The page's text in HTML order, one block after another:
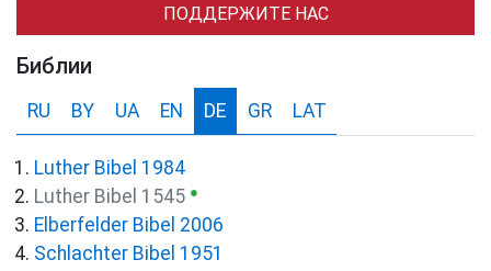
ПОДДЕРЖИТЕ НАС
Библии
RU BY UA EN DE GR LAT
Luther Bibel 1984
Luther Bibel 1545 ●
Elberfelder Bibel 2006
Schlachter Bibel 1951